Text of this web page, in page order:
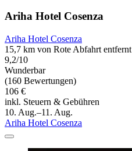
Ariha Hotel Cosenza
Ariha Hotel Cosenza
15,7 km von Rote Abfahrt entfernt
9,2/10
Wunderbar
(160 Bewertungen)
106 €
inkl. Steuern & Gebühren
10. Aug.–11. Aug.
Ariha Hotel Cosenza